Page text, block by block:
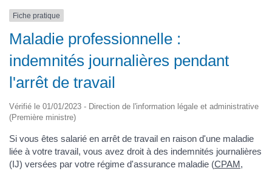
Fiche pratique
Maladie professionnelle :
indemnités journalières pendant
l'arrêt de travail
Vérifié le 01/01/2023 - Direction de l'information légale et administrative
(Première ministre)
Si vous êtes salarié en arrêt de travail en raison d'une maladie
liée à votre travail, vous avez droit à des indemnités journalières
(IJ) versées par votre régime d'assurance maladie (CPAM,